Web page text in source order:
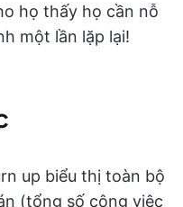
họ thấy họ cần nỗ
một lần lặp lại!
up biểu thị toàn bộ
(tổng số công việc